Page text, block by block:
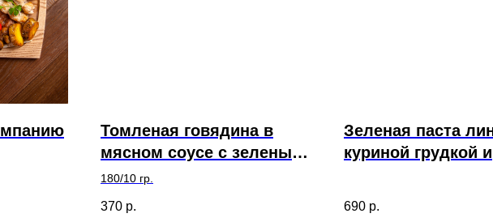
Томленая говядина в
мясном соусе с зеленым
маслом
180/10 гр.
370 р.
Зеленая паста
куриной грудкой и
690 р.